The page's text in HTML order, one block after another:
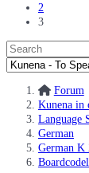
2
3
Forum
Kunena in
Language
German
German K